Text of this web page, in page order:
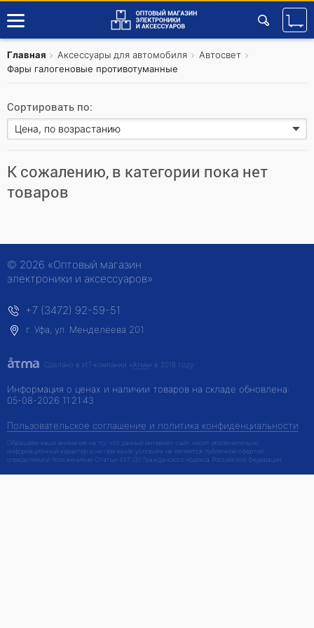
Главная Аксессуары для автомобиля
Автосвет
Фары галогеновые противотуманные
Сортировать по:
К сожалению, в категории пока нет
товаров
© 2026 «Оптовый магазин
электроники и аксессуаров»
+7 (3472) 92-59-51
г. Уфа, ул. Менделеева 201
Сделано в ИТ-компании «Атма» в 2018 году
Информация о ценах и наличии товаров на складе обновлена:
05-08-2026 11:21:43
Пользовательское соглашение и политика конфиденциальности
Обращаем ваше внимание на то, что данный интернет-сайт носит исключительно
информационный характер и ни при каких условиях не является публичной офертой,
определяемой положениями Статьи 437 (2) Гражданского кодекса Российской Федерации